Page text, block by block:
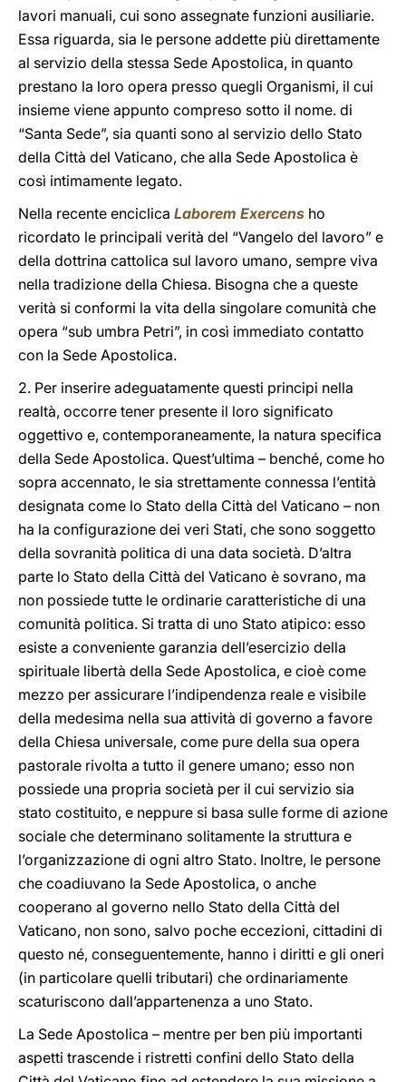
lavori manuali, cui sono assegnate funzioni ausiliarie.
Essa riguarda, sia le persone addette più direttamente
al servizio della stessa Sede Apostolica, in quanto
prestano la loro opera presso quegli Organismi, il cui
insieme viene appunto compreso sotto il nome. di
“Santa Sede”, sia quanti sono al servizio dello Stato
della Città del Vaticano, che alla Sede Apostolica è
così intimamente legato.
Nella recente enciclica Laborem Exercens ho
ricordato le principali verità del “Vangelo del lavoro” e
della dottrina cattolica sul lavoro umano, sempre viva
nella tradizione della Chiesa. Bisogna che a queste
verità si conformi la vita della singolare comunità che
opera “sub umbra Petri”, in così immediato contatto
con la Sede Apostolica.
2. Per inserire adeguatamente questi principi nella
realtà, occorre tener presente il loro significato
oggettivo e, contemporaneamente, la natura specifica
della Sede Apostolica. Quest’ultima – benché, come ho
sopra accennato, le sia strettamente connessa l’entità
designata come lo Stato della Città del Vaticano – non
ha la configurazione dei veri Stati, che sono soggetto
della sovranità politica di una data società. D’altra
parte lo Stato della Città del Vaticano è sovrano, ma
non possiede tutte le ordinarie caratteristiche di una
comunità politica. Si tratta di uno Stato atipico: esso
esiste a conveniente garanzia dell’esercizio della
spirituale libertà della Sede Apostolica, e cioè come
mezzo per assicurare l’indipendenza reale e visibile
della medesima nella sua attività di governo a favore
della Chiesa universale, come pure della sua opera
pastorale rivolta a tutto il genere umano; esso non
possiede una propria società per il cui servizio sia
stato costituito, e neppure si basa sulle forme di azione
sociale che determinano solitamente la struttura e
l’organizzazione di ogni altro Stato. Inoltre, le persone
che coadiuvano la Sede Apostolica, o anche
cooperano al governo nello Stato della Città del
Vaticano, non sono, salvo poche eccezioni, cittadini di
questo né, conseguentemente, hanno i diritti e gli oneri
(in particolare quelli tributari) che ordinariamente
scaturiscono dall’appartenenza a uno Stato.
La Sede Apostolica – mentre per ben più importanti
aspetti trascende i ristretti confini dello Stato della